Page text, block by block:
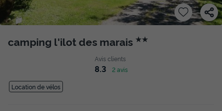
camping l'ilot des marais ★★
Avis clients
8.3 2 avis
Location de vélos